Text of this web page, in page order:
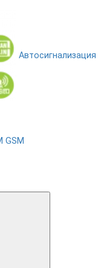
Автосигнализация
GSM